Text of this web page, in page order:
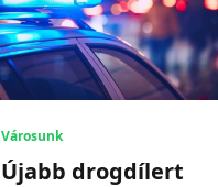
Városunk
Újabb drogdílert